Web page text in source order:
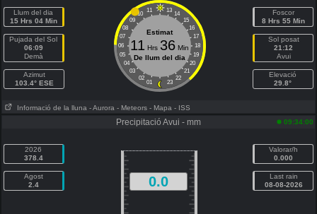
Llum del dia
15 Hrs 04 Min
Pujada del Sol
06:09
Demà
Azimut
103.4° ESE
11 13
10
14
09
15
08
16
07
17
06
18
05
19
04
20
03
21
02
22
01 23
Estimat
11 Hrs 36 Min
De llum del dia
Foscor
8 Hrs 55 Min
Sol posat
21:12
Avui
Elevació
29.8°
Informació de la lluna - Aurora - Meteors - Mapa - ISS
Precipitació Avui - mm 09:34:00
2026
378.4
Agost
2.4
0.0
Valorar/h
0.000
Last rain
08-08-2026